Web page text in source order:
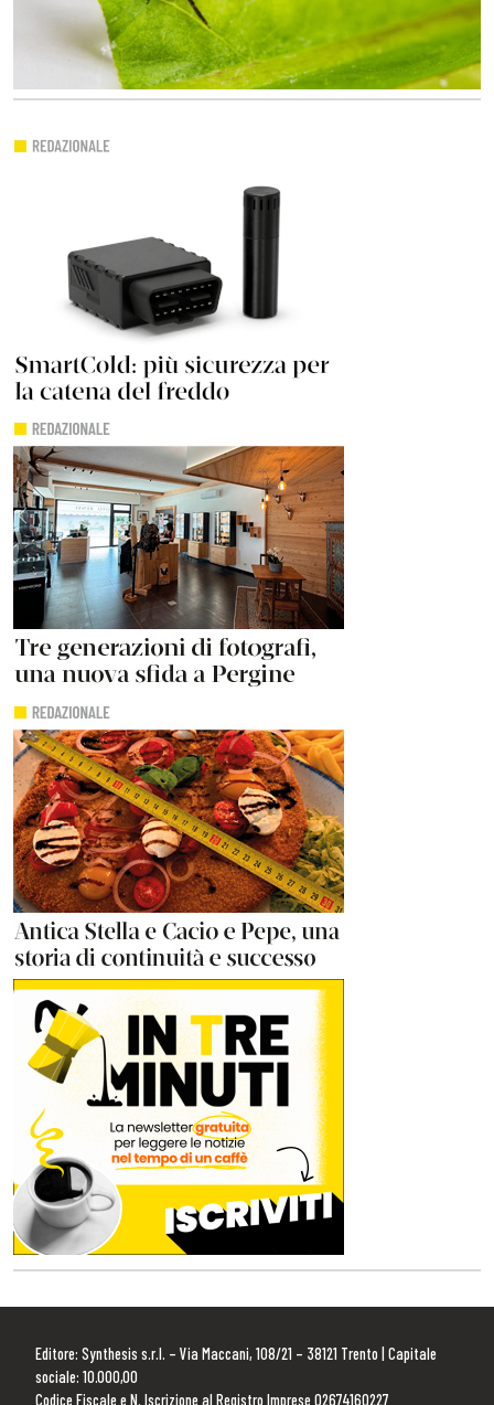
Editore: Synthesis s.r.l. – Via Maccani, 108/21 – 38121 Trento | Capitale
sociale: 10.000,00
Codice Fiscale e N. Iscrizione al Registro Imprese 02674160227